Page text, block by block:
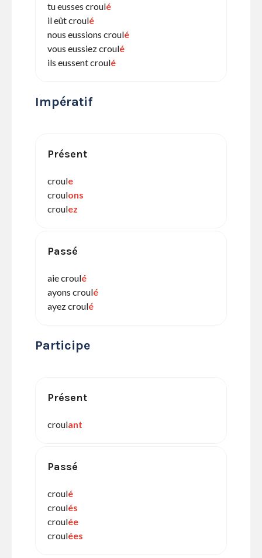
tu eusses croulé
il eût croulé
nous eussions croulé
vous eussiez croulé
ils eussent croulé
Impératif
Présent
croule
croulons
croulez
Passé
aie croulé
ayons croulé
ayez croulé
Participe
Présent
croulant
Passé
croulé
croulés
croulée
croulées